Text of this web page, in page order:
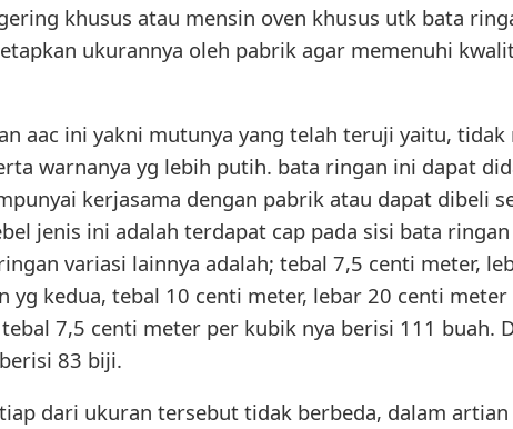
khusus atau mensin oven khusus utk bata
ukurannya oleh pabrik agar memenuhi
aac ini yakni mutunya yang telah teruji yaitu, tidak
warnanya yg lebih putih. bata ringan ini dapat
kerjasama dengan pabrik atau dapat dibeli
jenis ini adalah terdapat cap pada sisi bata
variasi lainnya adalah; tebal 7,5 centi meter,
yg kedua, tebal 10 centi meter, lebar 20 centi
7,5 centi meter per kubik nya berisi 111 buah.
83 biji.
dari ukuran tersebut tidak berbeda, dalam